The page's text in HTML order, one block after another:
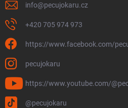
info@pecujokaru.cz
+420 705 974 973
https://www.facebook.com/
pecujokaru
https://www.youtube.com/
@pecujokaru